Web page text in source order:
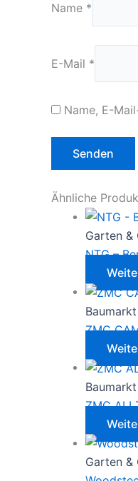
Name *
E-Mail *
Name, E-
Ähnliche
Garten &
NTG –
Baumarkt
ZMC
Baumarkt
ZMC
Garten &